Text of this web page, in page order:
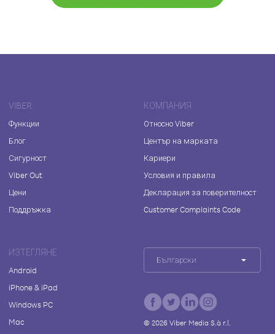
VIBER
Функции
Блог
Сигурност
Viber Out
Цени
Поддръжка
КОМПАНИЯ
Относно Viber
Център на марката
Кариери
Условия и правила
Декларация за поверителност
Customer Complaints Code
ИЗТЕГЛЯНЕ
Android
iPhone & iPad
Windows PC
Mac
Български
© 2026Viber Media S.à r.l.